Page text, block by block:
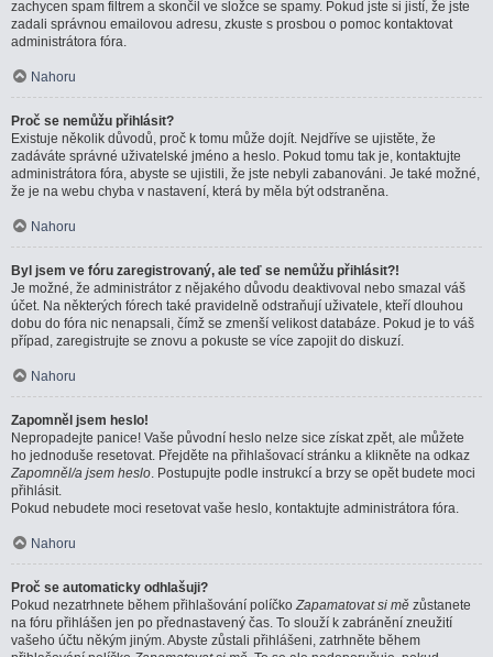
zachycen spam filtrem a skončil ve složce se spamy. Pokud jste si jistí, že jste
zadali správnou emailovou adresu, zkuste s prosbou o pomoc kontaktovat
administrátora fóra.
Nahoru
Proč se nemůžu přihlásit?
Existuje několik důvodů, proč k tomu může dojít. Nejdříve se ujistěte, že
zadáváte správné uživatelské jméno a heslo. Pokud tomu tak je, kontaktujte
administrátora fóra, abyste se ujistili, že jste nebyli zabanováni. Je také možné,
že je na webu chyba v nastavení, která by měla být odstraněna.
Nahoru
Byl jsem ve fóru zaregistrovaný, ale teď se nemůžu přihlásit?!
Je možné, že administrátor z nějakého důvodu deaktivoval nebo smazal váš
účet. Na některých fórech také pravidelně odstraňují uživatele, kteří dlouhou
dobu do fóra nic nenapsali, čímž se zmenší velikost databáze. Pokud je to váš
případ, zaregistrujte se znovu a pokuste se více zapojit do diskuzí.
Nahoru
Zapomněl jsem heslo!
Nepropadejte panice! Vaše původní heslo nelze sice získat zpět, ale můžete
ho jednoduše resetovat. Přejděte na přihlašovací stránku a klikněte na odkaz
Zapomněl/a jsem heslo. Postupujte podle instrukcí a brzy se opět budete moci
přihlásit.
Pokud nebudete moci resetovat vaše heslo, kontaktujte administrátora fóra.
Nahoru
Proč se automaticky odhlašuji?
Pokud nezatrhnete během přihlašování políčkoZapamatovat si mě zůstanete
na fóru přihlášen jen po přednastavený čas. To slouží k zabránění zneužití
vašeho účtu někým jiným. Abyste zůstali přihlášeni, zatrhněte během